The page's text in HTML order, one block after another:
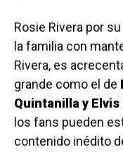
Rosie Rivera por
la familia con
Rivera, es
grande como el de
Quintanilla y Elvis
los fans pueden
contenido inédito